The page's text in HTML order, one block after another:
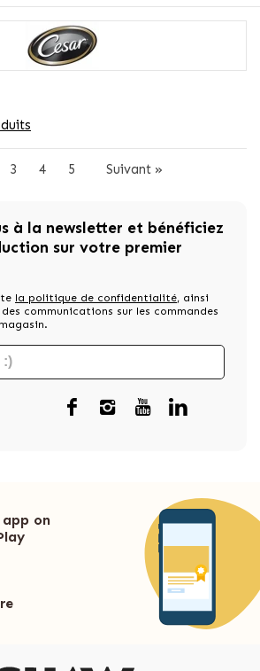
3 4 5 Suivant »
à la newsletter et bénéficiez
sur votre premier
la politique de confidentialité, ainsi
communications sur les commandes
on